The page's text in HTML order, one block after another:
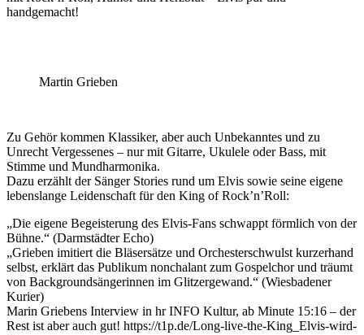
handgemacht!
Martin Grieben
Zu Gehör kommen Klassiker, aber auch Unbekanntes und zu
Unrecht Vergessenes – nur mit Gitarre, Ukulele oder Bass, mit
Stimme und Mundharmonika.
Dazu erzählt der Sänger Stories rund um Elvis sowie seine eigene
lebenslange Leidenschaft für den King of Rock’n’Roll:
„Die eigene Begeisterung des Elvis-Fans schwappt förmlich von der
Bühne.“ (Darmstädter Echo)
„Grieben imitiert die Bläsersätze und Orchesterschwulst kurzerhand
selbst, erklärt das Publikum nonchalant zum Gospelchor und träumt
von Backgroundsängerinnen im Glitzergewand.“ (Wiesbadener
Kurier)
Marin Griebens Interview in hr INFO Kultur, ab Minute 15:16 – der
Rest ist aber auch gut! https://t1p.de/Long-live-the-King_Elvis-wird-